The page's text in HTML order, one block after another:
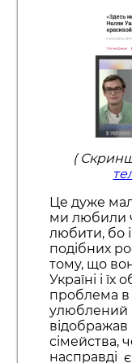
(
Це дуже
ми любили
любити, бо
подібних
тому, що
Україні і
проблема в
улюблений
сімейства,
насправді